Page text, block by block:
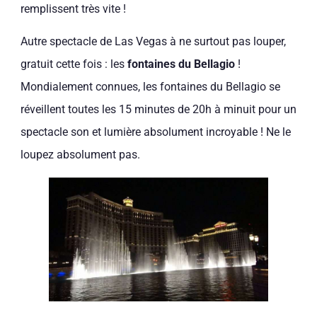
remplissent très vite !
Autre spectacle de Las Vegas à ne surtout pas louper,
gratuit cette fois : les fontaines du Bellagio!
Mondialement connues, les fontaines du Bellagio se
réveillent toutes les 15 minutes de 20h à minuit pour un
spectacle son et lumière absolument incroyable ! Ne le
loupez absolument pas.